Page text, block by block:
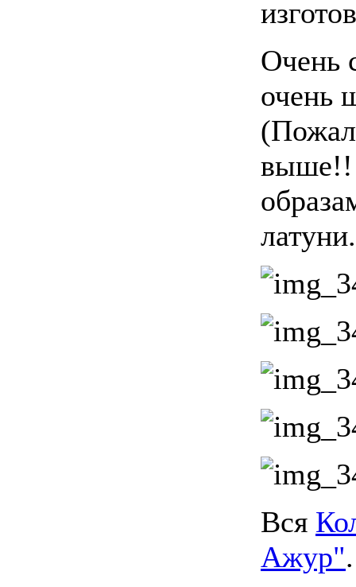
Очень
очень
латуни.
Вся
Ажур".